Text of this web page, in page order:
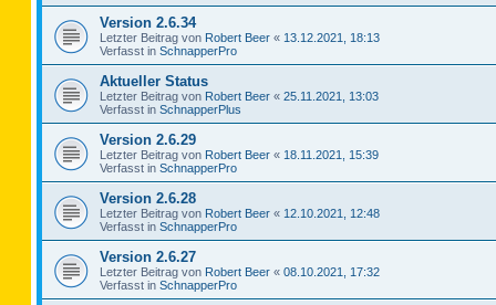
Version 2.6.34
Letzter Beitrag von Robert Beer « 13.12.2021, 18:13
Verfasst in SchnapperPro
Aktueller Status
Letzter Beitrag von Robert Beer « 25.11.2021, 13:03
Verfasst in SchnapperPlus
Version 2.6.29
Letzter Beitrag von Robert Beer « 18.11.2021, 15:39
Verfasst in SchnapperPro
Version 2.6.28
Letzter Beitrag von Robert Beer « 12.10.2021, 12:48
Verfasst in SchnapperPro
Version 2.6.27
Letzter Beitrag von Robert Beer « 08.10.2021, 17:32
Verfasst in SchnapperPro